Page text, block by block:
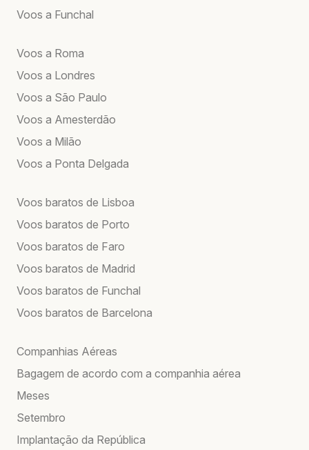
Voos a Funchal
Voos a Roma
Voos a Londres
Voos a São Paulo
Voos a Amesterdão
Voos a Milão
Voos a Ponta Delgada
Voos baratos de Lisboa
Voos baratos de Porto
Voos baratos de Faro
Voos baratos de Madrid
Voos baratos de Funchal
Voos baratos de Barcelona
Companhias Aéreas
Bagagem de acordo com a companhia aérea
Meses
Setembro
Implantação da República